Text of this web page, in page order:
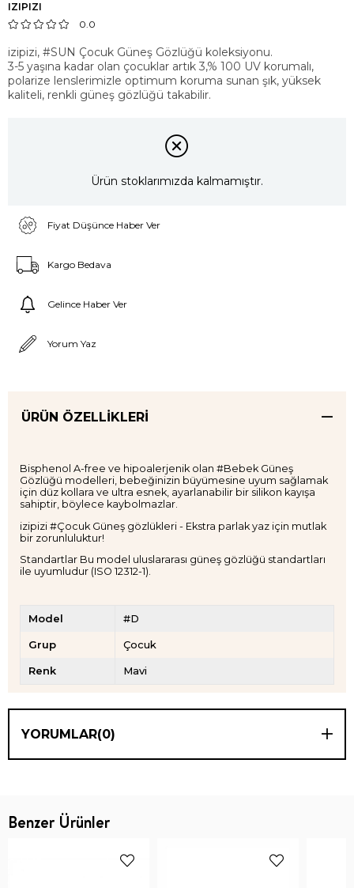
IZIPIZI
0.0
izipizi, #SUN Çocuk Güneş Gözlüğü koleksiyonu.
3-5 yaşına kadar olan çocuklar artık 3,% 100 UV korumalı,
polarize lenslerimizle optimum koruma sunan şık, yüksek
kaliteli, renkli güneş gözlüğü takabilir.
Ürün stoklarımızda kalmamıştır.
Fiyat Düşünce Haber Ver
Kargo Bedava
Gelince Haber Ver
Yorum Yaz
ÜRÜN ÖZELLIKLERI
Bisphenol A-free ve hipoalerjenik olan #Bebek Güneş
Gözlüğü modelleri, bebeğinizin büyümesine uyum sağlamak
için düz kollara ve ultra esnek, ayarlanabilir bir silikon kayışa
sahiptir, böylece kaybolmazlar.
izipizi #Çocuk Güneş gözlükleri - Ekstra parlak yaz için mutlak
bir zorunluluktur!
Standartlar Bu model uluslararası güneş gözlüğü standartları
ile uyumludur (ISO 12312-1).
Model #D
Grup Çocuk
Renk Mavi
YORUMLAR(0)
Benzer Ürünler